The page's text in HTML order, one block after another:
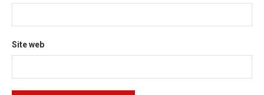
Site web